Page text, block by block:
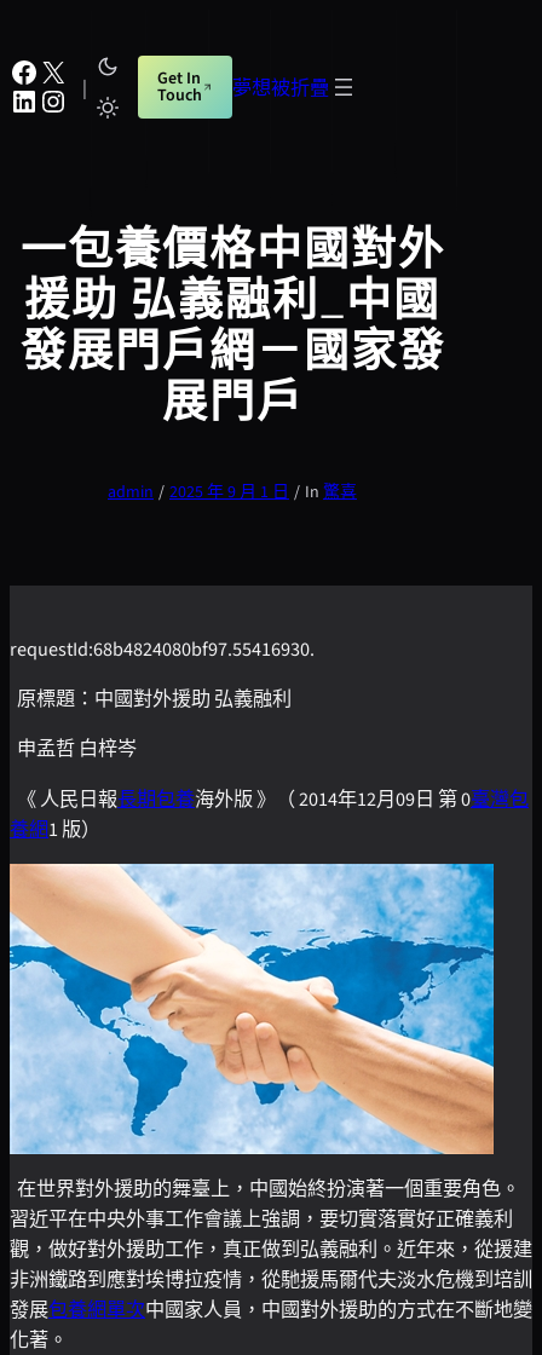
至
主
要
夢想被折疊
Facebook X
LinkedIn Instagram | Get In
Touch
一包養價格中國對外
援助 弘義融利_中國
發展門戶網－國家發
展門戶
admin / 2025 年 9 月 1 日 / In 驚喜
requestId:68b4824080bf97.55416930.
原標題：中國對外援助 弘義融利
申孟哲 白梓岑
《 人民日報長期包養海外版 》（ 2014年12月09日 第 0臺灣包
養網1 版）
在世界對外援助的舞臺上，中國始終扮演著一個重要角色。
習近平在中央外事工作會議上強調，要切實落實好正確義利
觀，做好對外援助工作，真正做到弘義融利。近年來，從援建
非洲鐵路到應對埃博拉疫情，從馳援馬爾代夫淡水危機到培訓
發展包養網單次中國家人員，中國對外援助的方式在不斷地變
化著。